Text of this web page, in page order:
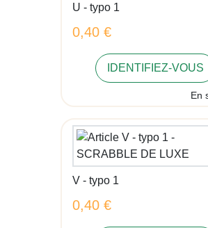
U - typo 1
0,40 €
IDENTIFIEZ-VOUS
En
V - typo 1
0,40 €